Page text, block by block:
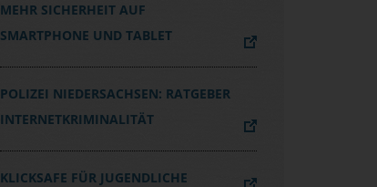
MEHR SICHERHEIT AUF
SMARTPHONE UND TABLET
POLIZEI NIEDERSACHSEN: RATGEBER
INTERNETKRIMINALITÄT
KLICKSAFE FÜR JUGENDLICHE